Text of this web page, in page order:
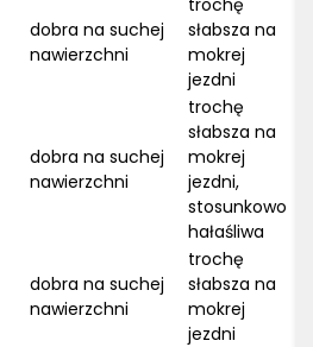
dobra na suchej
nawierzchni
słabsza na
mokrej
jezdni
dobra na suchej
nawierzchni
trochę
słabsza na
mokrej
jezdni,
stosunkowo
hałaśliwa
dobra na suchej
nawierzchni
trochę
słabsza na
mokrej
jezdni